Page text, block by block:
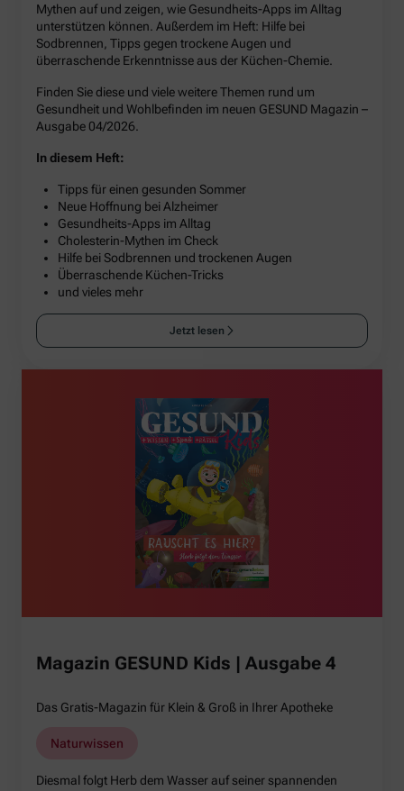
Mythen auf und zeigen, wie Gesundheits-Apps im Alltag
unterstützen können. Außerdem im Heft: Hilfe bei
Sodbrennen, Tipps gegen trockene Augen und
überraschende Erkenntnisse aus der Küchen-Chemie.
Finden Sie diese und viele weitere Themen rund um
Gesundheit und Wohlbefinden im neuen GESUND Magazin –
Ausgabe 04/2026.
In diesem Heft:
Tipps für einen gesunden Sommer
Neue Hoffnung bei Alzheimer
Gesundheits-Apps im Alltag
Cholesterin-Mythen im Check
Hilfe bei Sodbrennen und trockenen Augen
Überraschende Küchen-Tricks
und vieles mehr
Jetzt lesen
Magazin GESUND Kids | Ausgabe 4
Das Gratis-Magazin für Klein & Groß in Ihrer Apotheke
Naturwissen
Diesmal folgt Herb dem Wasser auf seiner spannenden